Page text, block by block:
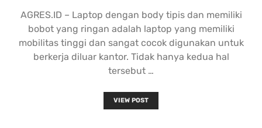
AGRES.ID – Laptop dengan body tipis dan memiliki
bobot yang ringan adalah laptop yang memiliki
mobilitas tinggi dan sangat cocok digunakan untuk
berkerja diluar kantor. Tidak hanya kedua hal
tersebut …
VIEW POST